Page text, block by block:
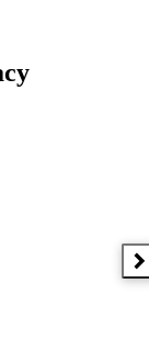
Jaśkowski -